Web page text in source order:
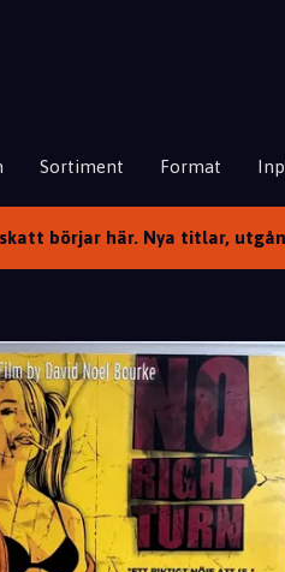
Sortiment Format
börjar här. Nya titlar,